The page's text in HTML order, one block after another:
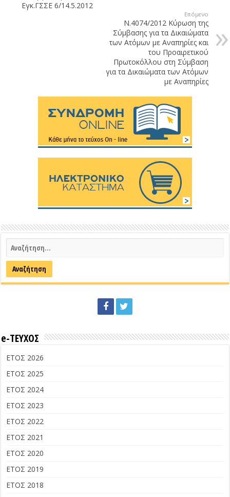
Εγκ.ΓΣΣΕ 6/14.5.2012
Επόμενο
Ν.4074/2012 Κύρωση της
Σύμβασης για τα Δικαιώματα
των Ατόμων με Αναπηρίες και
του Προαιρετικού
Πρωτοκόλλου στη Σύμβαση
για τα Δικαιώματα των Ατόμων
με Αναπηρίες
e-ΤΕΥΧΟΣ
ΕΤΟΣ 2026
ΕΤΟΣ 2025
ΕΤΟΣ 2024
ΕΤΟΣ 2023
ΕΤΟΣ 2022
ΕΤΟΣ 2021
ΕΤΟΣ 2020
ΕΤΟΣ 2019
ΕΤΟΣ 2018